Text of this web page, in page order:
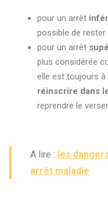
pour un arrêt
possible de rester
pour un arrêt
plus considérée
elle est toujours à
réinscrire dans
reprendre le
A lire : les
arrêt maladie